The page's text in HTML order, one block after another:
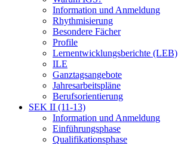
Information und Anmeldung
Rhythmisierung
Besondere Fächer
Profile
Lernentwicklungsberichte (LEB)
ILE
Ganztagsangebote
Jahresarbeitspläne
Berufsorientierung
SEK II (11-13)
Information und Anmeldung
Einführungsphase
Qualifikationsphase